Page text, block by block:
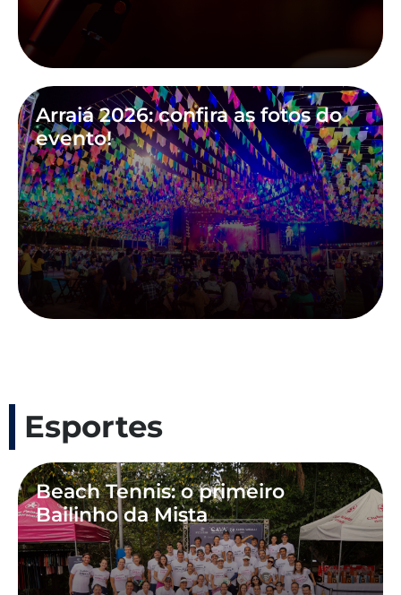
Arraiá 2026: confira as fotos do
evento!
Esportes
Beach Tennis: o primeiro
Bailinho da Mista